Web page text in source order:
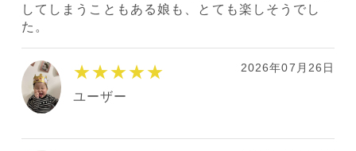
してしまうこともある娘も、とても楽しそうでし
た。
★★★★★ 2026年07月26日
ユーザー